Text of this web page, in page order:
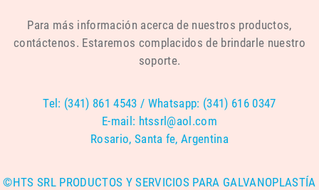
Para más información acerca de nuestros productos,
contáctenos. Estaremos complacidos de brindarle nuestro
soporte.
Tel: (341) 861 4543 / Whatsapp: (341) 616 0347
E-mail: htssrl@aol.com
Rosario, Santa fe, Argentina
©HTS SRL PRODUCTOS Y SERVICIOS PARA GALVANOPLASTÍA